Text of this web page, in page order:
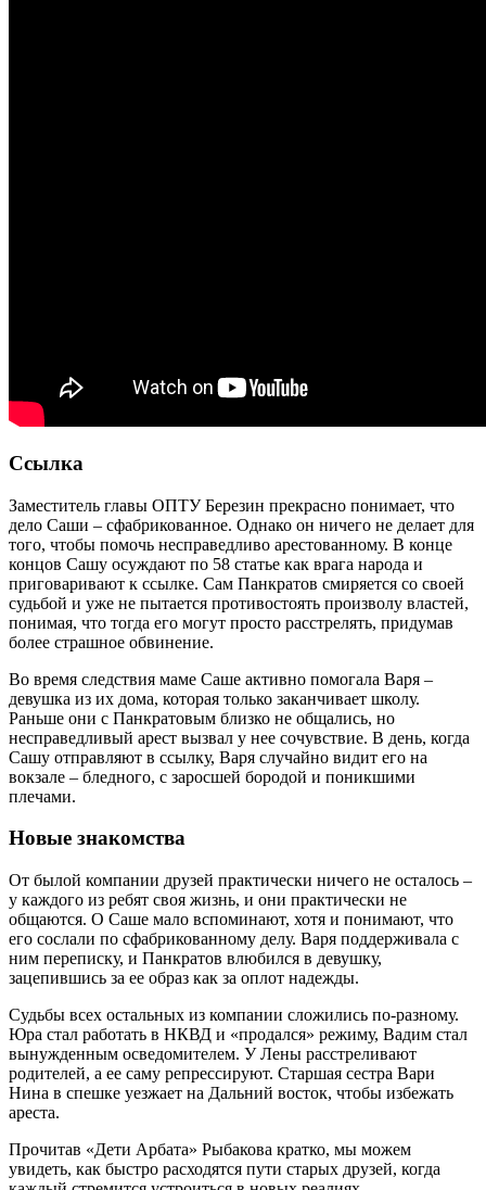
Ссылка
Заместитель главы ОПТУ Березин прекрасно понимает, что
дело Саши – сфабрикованное. Однако он ничего не делает для
того, чтобы помочь несправедливо арестованному. В конце
концов Сашу осуждают по 58 статье как врага народа и
приговаривают к ссылке. Сам Панкратов смиряется со своей
судьбой и уже не пытается противостоять произволу властей,
понимая, что тогда его могут просто расстрелять, придумав
более страшное обвинение.
Во время следствия маме Саше активно помогала Варя –
девушка из их дома, которая только заканчивает школу.
Раньше они с Панкратовым близко не общались, но
несправедливый арест вызвал у нее сочувствие. В день, когда
Сашу отправляют в ссылку, Варя случайно видит его на
вокзале – бледного, с заросшей бородой и поникшими
плечами.
Новые знакомства
От былой компании друзей практически ничего не осталось –
у каждого из ребят своя жизнь, и они практически не
общаются. О Саше мало вспоминают, хотя и понимают, что
его сослали по сфабрикованному делу. Варя поддерживала с
ним переписку, и Панкратов влюбился в девушку,
зацепившись за ее образ как за оплот надежды.
Судьбы всех остальных из компании сложились по-разному.
Юра стал работать в НКВД и «продался» режиму, Вадим стал
вынужденным осведомителем. У Лены расстреливают
родителей, а ее саму репрессируют. Старшая сестра Вари
Нина в спешке уезжает на Дальний восток, чтобы избежать
ареста.
Прочитав «Дети Арбата» Рыбакова кратко, мы можем
увидеть, как быстро расходятся пути старых друзей, когда